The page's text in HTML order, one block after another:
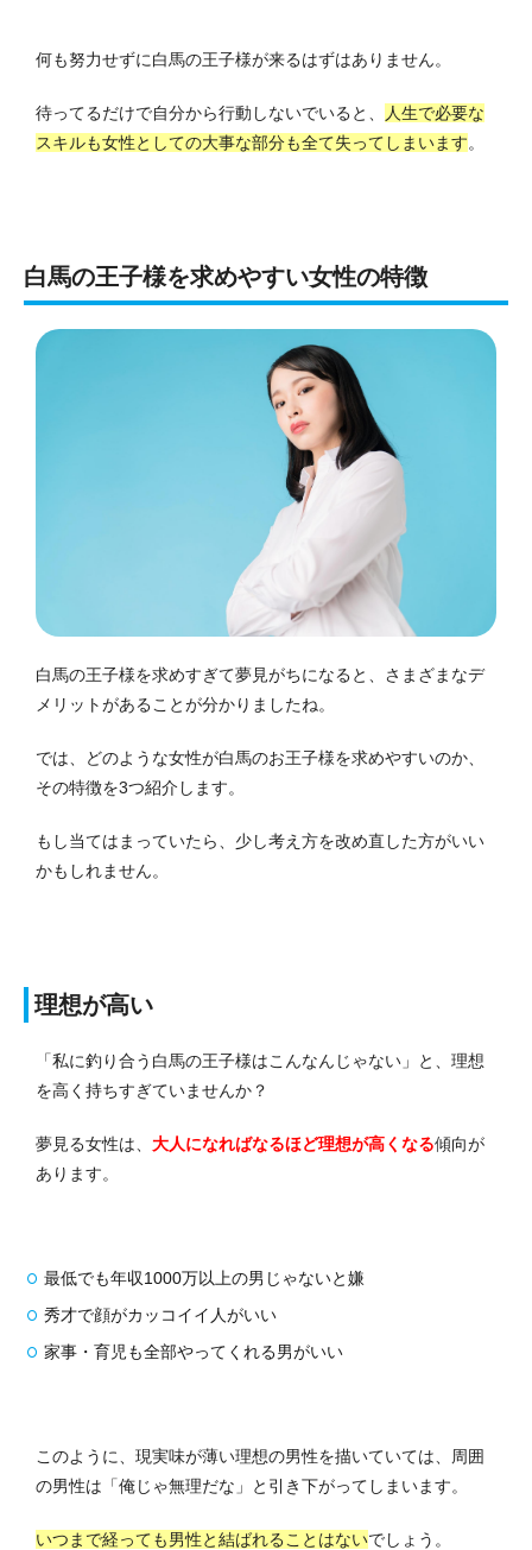
何も努力せずに白馬の王子様が来るはずはありません。
待ってるだけで自分から行動しないでいると、
人生で必要な
スキルも女性としての大事な部分も全て失ってしまいます。
白馬の王子様を求めやすい女性の特徴
白馬の王子様を求めすぎて夢見がちになると、さまざまなデ
メリットがあることが分かりましたね。
では、どのような女性が白馬のお王子様を求めやすいのか、
その特徴を3つ紹介します。
もし当てはまっていたら、少し考え方を改め直した方がいい
かもしれません。
理想が高い
「私に釣り合う白馬の王子様はこんなんじゃない」と、理想
を高く持ちすぎていませんか？
夢見る女性は、 大人になればなるほど理想が高くなる傾向が
あります。
最低でも年収1000万以上の男じゃないと嫌
秀才で顔がカッコイイ人がいい
家事・育児も全部やってくれる男がいい
このように、現実味が薄い理想の男性を描いていては、周囲
の男性は「俺じゃ無理だな」と引き下がってしまいます。
いつまで経っても男性と結ばれることはないでしょう。